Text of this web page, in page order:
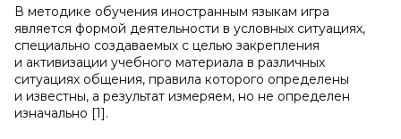
В методике обучения иностранным языкам игра
является формой деятельности в условных ситуациях,
специально создаваемых с целью закрепления
и активизации учебного материала в различных
ситуациях общения, правила которого определены
и известны, а результат измеряем, но не определен
изначально [1].